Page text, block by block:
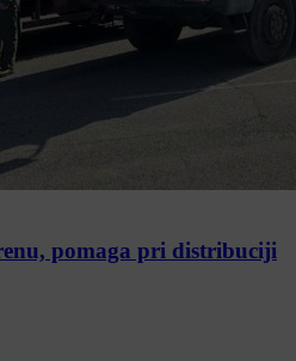
pomaga pri distribuciji